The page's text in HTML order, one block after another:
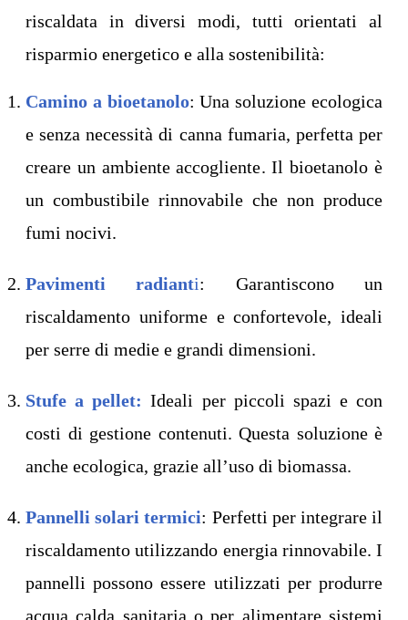
riscaldata in diversi modi, tutti orientati al
risparmio energetico e alla sostenibilità:
Camino a bioetanolo: Una soluzione ecologica
e senza necessità di canna fumaria, perfetta per
creare un ambiente accogliente. Il bioetanolo è
un combustibile rinnovabile che non produce
fumi nocivi.
Pavimenti radianti: Garantiscono un
riscaldamento uniforme e confortevole, ideali
per serre di medie e grandi dimensioni.
Stufe a pellet: Ideali per piccoli spazi e con
costi di gestione contenuti. Questa soluzione è
anche ecologica, grazie all’uso di biomassa.
Pannelli solari termici: Perfetti per integrare il
riscaldamento utilizzando energia rinnovabile. I
pannelli possono essere utilizzati per produrre
acqua calda sanitaria o per alimentare sistemi